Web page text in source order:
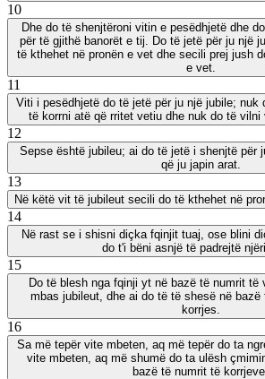
10
Dhe do të shenjtëroni vitin e pesëdhjetë dhe
për të gjithë banorët e tij. Do të jetë për ju një
të kthehet në pronën e vet dhe secili prej jush
e vet.
11
Viti i pesëdhjetë do të jetë për ju një jubile; nuk
të korrni atë që rritet vetiu dhe nuk do të vilni
12
Sepse është jubileu; ai do të jetë i shenjtë për
që ju japin arat.
13
Në këtë vit të jubileut secili do të kthehet në
14
Në rast se i shisni diçka fqinjit tuaj, ose blini
do t'i bëni asnjë të padrejtë
15
Do të blesh nga fqinji yt në bazë të numrit të
mbas jubileut, dhe ai do të të shesë në
korrjes.
16
Sa më tepër vite mbeten, aq më tepër do ta
vite mbeten, aq më shumë do ta ulësh
bazë të numrit të korrjeve.